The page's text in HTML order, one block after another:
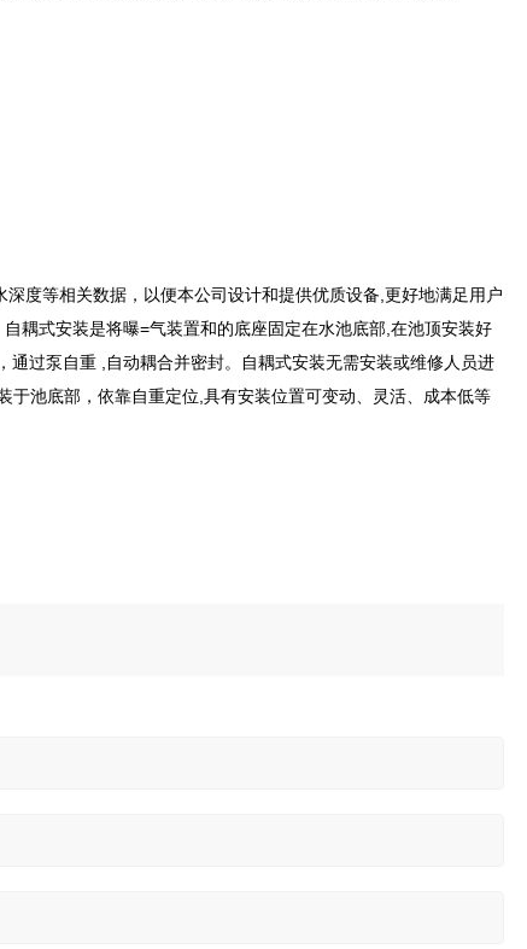
度等相关数据，以便本公司设计和提供优质设备,更好地满足用户
耦式安装是将曝=气装置和的底座固定在水池底部,在池顶安装好
过泵自重 ,自动耦合并密封。自耦式安装无需安装或维修人员进
于池底部，依靠自重定位,具有安装位置可变动、灵活、成本低等